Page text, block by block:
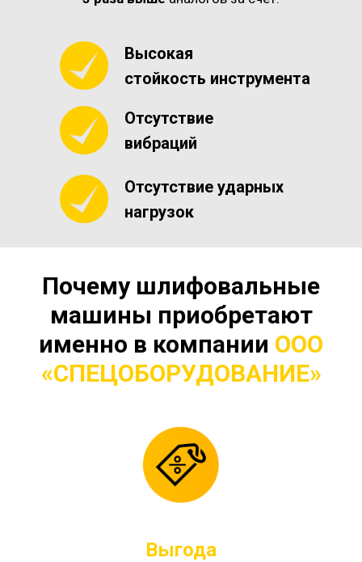
Высокая
стойкость инструмента
Отсутствие
вибраций
Отсутствие ударных
нагрузок
Почему шлифовальные
машины приобретают
именно в компании ООО
«СПЕЦОБОРУДОВАНИЕ»
Выгода